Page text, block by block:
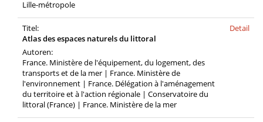
Lille-métropole
Titel:
Atlas des espaces naturels du littoral
Autoren:
France. Ministère de l'équipement, du logement, des
transports et de la mer | France. Ministère de
l'environnement | France. Délégation à l'aménagement
du territoire et à l'action régionale | Conservatoire du
littoral (France) | France. Ministère de la mer
Detail